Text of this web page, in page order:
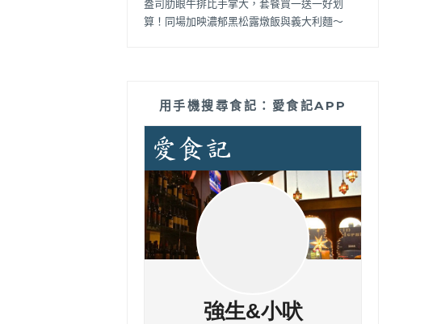
盎司肋眼牛排比手掌大，套餐買一送一好划
算！同場加映濃郁黑松露燉飯與義大利麵～
用手機搜尋食記：愛食記APP